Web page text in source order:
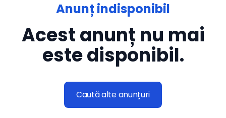
Anunț indisponibil
Acest anunț nu mai
este disponibil.
Caută alte anunțuri